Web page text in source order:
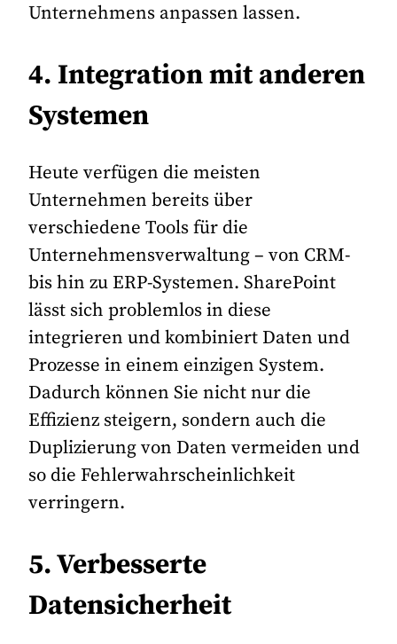
Unternehmens anpassen lassen.
4. Integration mit anderen
Systemen
Heute verfügen die meisten
Unternehmen bereits über
verschiedene Tools für die
Unternehmensverwaltung – von CRM-
bis hin zu ERP-Systemen. SharePoint
lässt sich problemlos in diese
integrieren und kombiniert Daten und
Prozesse in einem einzigen System.
Dadurch können Sie nicht nur die
Effizienz steigern, sondern auch die
Duplizierung von Daten vermeiden und
so die Fehlerwahrscheinlichkeit
verringern.
5. Verbesserte
Datensicherheit